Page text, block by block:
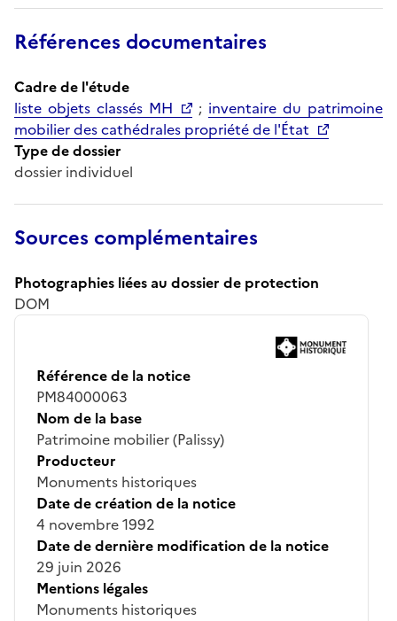
Références documentaires
Cadre de l'étude
liste objets classés MH
; inventaire du patrimoine
mobilier des cathédrales propriété de l'État
Type de dossier
dossier individuel
Sources complémentaires
Photographies liées au dossier de protection
DOM
Référence de la notice
PM84000063
Nom de la base
Patrimoine mobilier (Palissy)
Producteur
Monuments historiques
Date de création de la notice
4 novembre 1992
Date de dernière modification de la notice
29 juin 2026
Mentions légales
Monuments historiques